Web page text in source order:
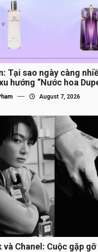
Tại sao ngày càng
hướng “Nước hoa
August 7, 2026
và Chanel: Cuộc gặp